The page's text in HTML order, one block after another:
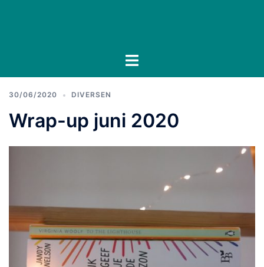
Toggle
30/06/2020 DIVERSEN
Wrap-up juni 2020